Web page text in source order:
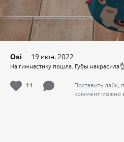
Osi 19 июн. 2022
На гимнастику пошла. Губы
11
Поставить лайк,
коммент можно